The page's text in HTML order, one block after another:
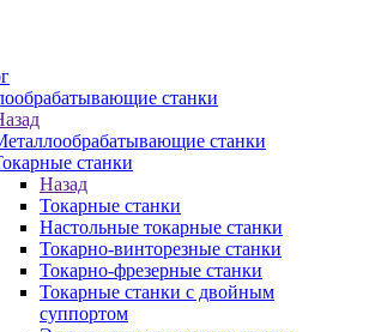
станки
станки
станки
Назад
Токарные станки
Настольные токарные станки
Токарно-винторезные станки
Токарно-фрезерные станки
Токарные станки с двойным
суппортом